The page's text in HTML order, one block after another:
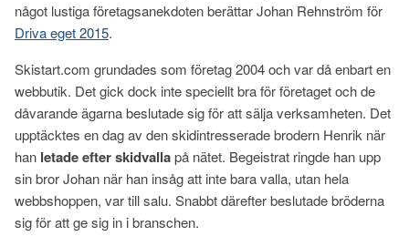
något lustiga företagsanekdoten berättar Johan Rehnström för
Driva eget 2015.
Skistart.com grundades som företag 2004 och var då enbart en
webbutik. Det gick dock inte speciellt bra för företaget och de
dåvarande ägarna beslutade sig för att sälja verksamheten. Det
upptäcktes en dag av den skidintresserade brodern Henrik när
han letade efter skidvallapå nätet. Begeistrat ringde han upp
sin bror Johan när han insåg att inte bara valla, utan hela
webbshoppen, var till salu. Snabbt därefter beslutade bröderna
sig för att ge sig in i branschen.